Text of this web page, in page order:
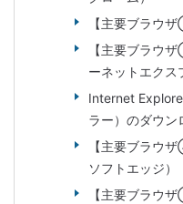
【主要ブラウ
【主要ブラウ
ーネットエクス
Internet
ラー）のダウン
【主要ブラウ
ソフトエッジ）
【主要ブラウ